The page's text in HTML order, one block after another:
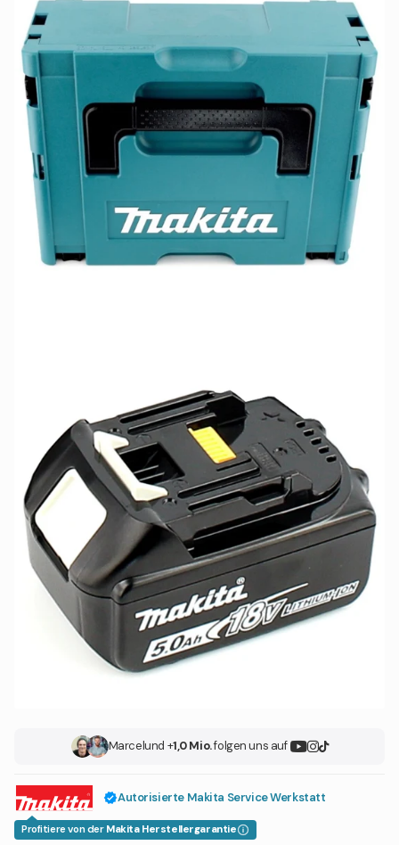
Marcelund +1,0 Mio.folgen uns auf
Autorisierte Makita Service Werkstatt
Profitiere von der Makita Herstellergarantie